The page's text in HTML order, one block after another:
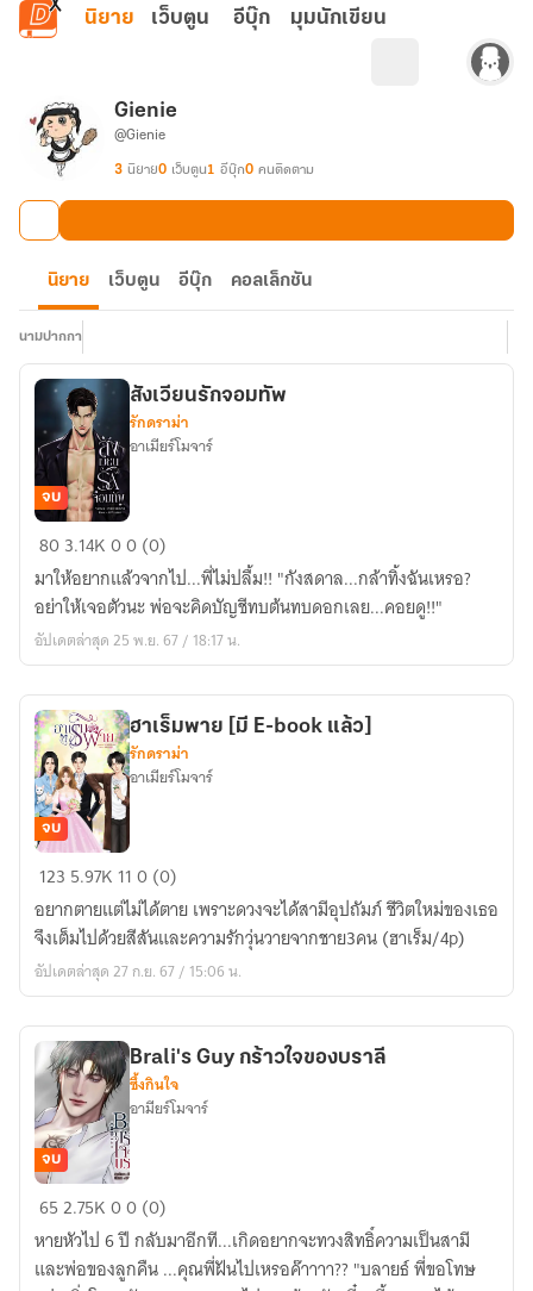
ข้ามไปยังเนื้อหาหลัก
นิยาย เว็บตูน อีบุ๊ก มุมนักเขียน
Gienie
@Gienie
3 นิยาย0 เว็บตูน1 อีบุ๊ก0 คนติดตาม
นิยาย เว็บตูน อีบุ๊ก คอลเล็กชัน
นามปากกา
สังเวียน
รัก
จอมทัพ
จบ
สังเวียนรักจอมทัพ
รักดราม่า
อาเมียร์โมจาร์
803.14K00 (0)
มาให้อยากแล้วจากไป...พี่ไม่ปลื้ม!! "กังสดาล...กล้าทิ้งฉันเหรอ?
อย่าให้เจอตัวนะ พ่อจะคิดบัญชีทบต้นทบดอกเลย...คอยดู!!"
อัปเดตล่าสุด 25 พ.ย. 67 / 18:17 น.
ฮาเร็ม
[มี
E-
book
จบ
ฮาเร็มพาย [มี E-book แล้ว]
รักดราม่า
อาเมียร์โมจาร์
123 5.97K 110 (0)
อยากตายแต่ไม่ได้ตาย เพราะดวงจะได้สามีอุปถัมภ์ ชีวิตใหม่ของเธอ
จึงเต็มไปด้วยสีสันและความรักวุ่นวายจากชาย3คน (ฮาเร็ม/4p)
อัปเดตล่าสุด 27 ก.ย. 67 / 15:06 น.
Brali's
Guy
กร้าว
ใจ
จบ
Brali's Guy กร้าวใจของบราลี
ซึ้งกินใจ
อามียร์โมจาร์
652.75K00 (0)
หายหัวไป 6 ปี กลับมาอีกที...เกิดอยากจะทวงสิทธิ์ความเป็นสามี
และพ่อของลูกคืน ...คุณพี่ฝันไปเหรอค๊าาาา?? "บลายธ์ พี่ขอโทษ